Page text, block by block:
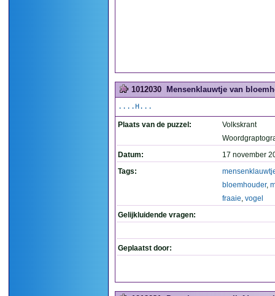
1012030 Mensenklauwtje van
....H...
Plaats van de puzzel:
Volkskrant
Datum:
17 november
Tags:
bloemhouder,
fraaie, vogel
Gelijkluidende vragen:
Geplaatst door: